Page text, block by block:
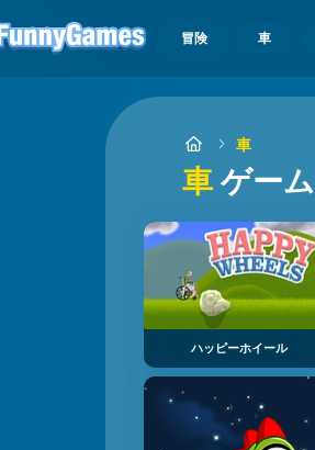
冒険 車
車
ゲーム
ハッピーホイール